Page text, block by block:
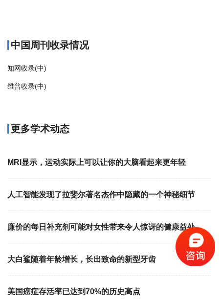
中国周刊收录情况
知网收录(中)
维普收录(中)
更多学术动态
MRI显示，运动实际上可以让你的大脑看起来更年轻
人工智能发现了拉斐尔著名杰作中隐藏的一个神秘细节
廉价的每日补充剂可能对女性带来令人惊讶的健康益处
大白鲨随着年龄增长，长出致命的新型牙齿
美国癌症存活率已达到70%的历史高点